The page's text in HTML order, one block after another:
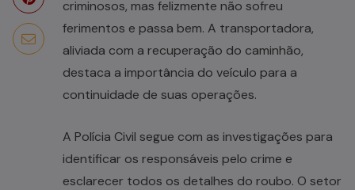
criminosos, mas felizmente não sofreu
ferimentos e passa bem. A transportadora,
aliviada com a recuperação do caminhão,
destaca a importância do veículo para a
continuidade de suas operações.
A Polícia Civil segue com as investigações para
identificar os responsáveis pelo crime e
esclarecer todos os detalhes do roubo. O setor